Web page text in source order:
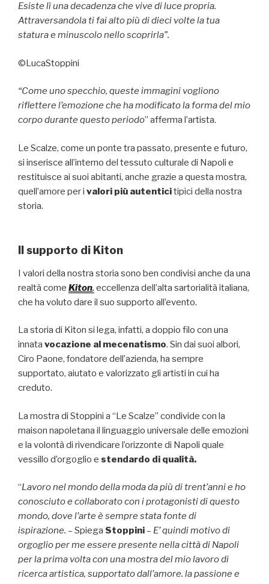
Esiste lì una decadenza che vive di luce propria.
Attraversandola ti fai alto più di dieci volte la tua
statura e minuscolo nello scoprirla”.
©LucaStoppini
“Come uno specchio, queste immagini vogliono
riflettere l’emozione che ha modificato la forma del mio
corpo durante questo periodo” afferma l’artista.
Le Scalze, come un ponte tra passato, presente e futuro,
si inserisce all’interno del tessuto culturale di Napoli e
restituisce ai suoi abitanti, anche grazie a questa mostra,
quell’amore per i valori più autenticitipici della nostra
storia.
Il supporto di Kiton
I valori della nostra storia sono ben condivisi anche da una
realtà come Kiton, eccellenza dell’alta sartorialità italiana,
che ha voluto dare il suo supporto all’evento.
La storia di Kiton si lega, infatti, a doppio filo con una
innata vocazione al mecenatismo. Sin dai suoi albori,
Ciro Paone, fondatore dell’azienda, ha sempre
supportato, aiutato e valorizzato gli artisti in cui ha
creduto.
La mostra di Stoppini a “Le Scalze” condivide con la
maison napoletana il linguaggio universale delle emozioni
e la volontà di rivendicare l’orizzonte di Napoli quale
vessillo d’orgoglio e stendardo di qualità.
“Lavoro nel mondo della moda da più di trent’anni e ho
conosciuto e collaborato con i protagonisti di questo
mondo, dove l’arte è sempre stata fonte di
ispirazione. –Spiega Stoppini– E’ quindi motivo di
orgoglio per me essere presente nella città di Napoli
per la prima volta con una mostra del mio lavoro di
ricerca artistica, supportato dall’amore. la passione e